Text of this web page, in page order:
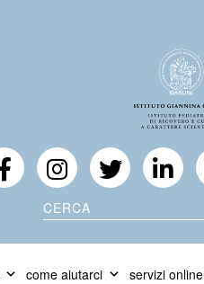
Cerca
come aiutarci servizi online